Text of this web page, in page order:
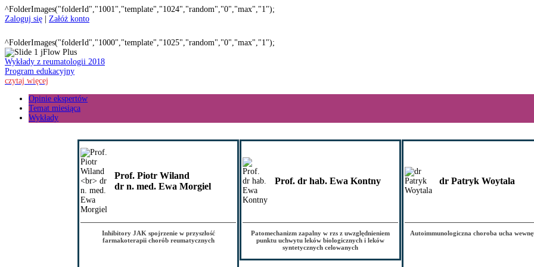
^FolderImages("folderId","1001","template","1024","random","0","max","1");
Zaloguj się
Załóż konto
^FolderImages("folderId","1000","template","1025","random","0","max","1");
Wykłady z reumatologii 2018
Program edukacyjny
czytaj więcej
Opinie ekspertów
Temat miesiąca
Wykłady
Prof. Piotr Wiland
dr n. med. Ewa Morgiel
Inhibitory JAK spojrzenie w przyszłość
farmakoterapii chorób reumatycznych
Prof. dr hab. Ewa Kontny
Patomechanizm zapalny w rzs z uwzględnieniem
punktu uchwytu leków biologicznych i leków
syntetycznych celowanych
dr Patryk Woytala
Autoimmunologiczna choroba ucha